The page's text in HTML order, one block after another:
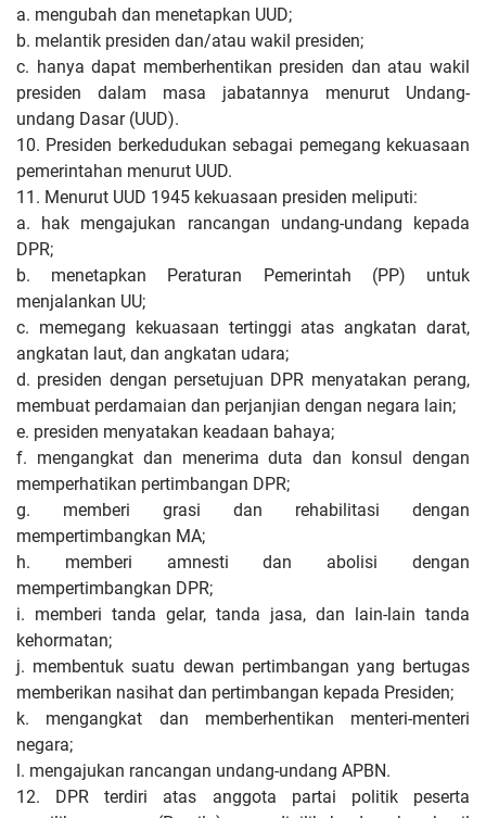
a. mengubah dan menetapkan UUD;
b. melantik presiden dan/atau wakil presiden;
c. hanya dapat memberhentikan presiden dan atau wakil
presiden dalam masa jabatannya menurut Undang-
undang Dasar (UUD).
10. Presiden berkedudukan sebagai pemegang kekuasaan
pemerintahan menurut UUD.
11. Menurut UUD 1945 kekuasaan presiden meliputi:
a. hak mengajukan rancangan undang-undang kepada
DPR;
b. menetapkan Peraturan Pemerintah (PP) untuk
menjalankan UU;
c. memegang kekuasaan tertinggi atas angkatan darat,
angkatan laut, dan angkatan udara;
d. presiden dengan persetujuan DPR menyatakan perang,
membuat perdamaian dan perjanjian dengan negara lain;
e. presiden menyatakan keadaan bahaya;
f. mengangkat dan menerima duta dan konsul dengan
memperhatikan pertimbangan DPR;
g. memberi grasi dan rehabilitasi dengan
mempertimbangkan MA;
h. memberi amnesti dan abolisi dengan
mempertimbangkan DPR;
i. memberi tanda gelar, tanda jasa, dan lain-lain tanda
kehormatan;
j. membentuk suatu dewan pertimbangan yang bertugas
memberikan nasihat dan pertimbangan kepada Presiden;
k. mengangkat dan memberhentikan menteri-menteri
negara;
l. mengajukan rancangan undang-undang APBN.
12. DPR terdiri atas anggota partai politik peserta